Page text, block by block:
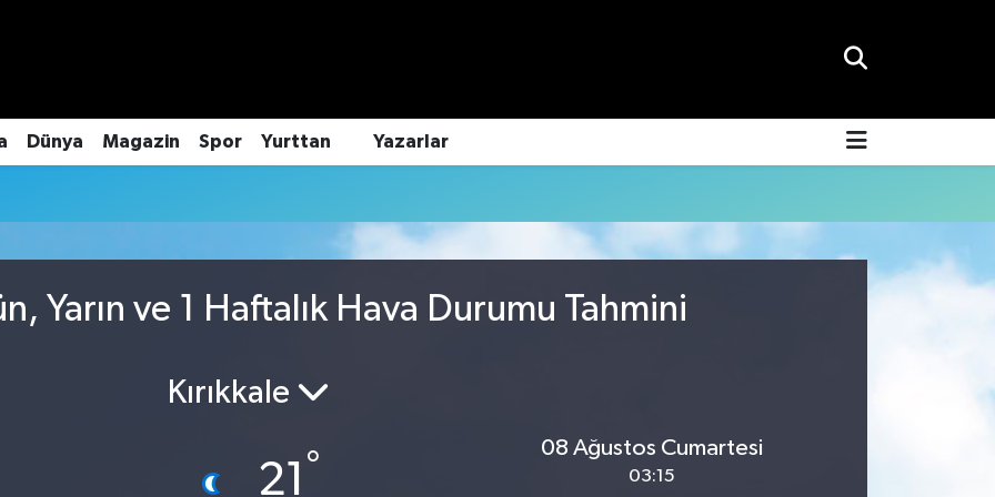
Dünya Magazin Spor Yurttan Yazarlar
Yarın ve 1 Haftalık Hava Durumu Tahmini
Kırıkkale
21 °
08 Ağustos Cumartesi
03:15